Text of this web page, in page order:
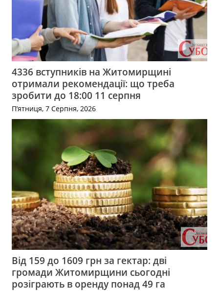
4336 вступників на Житомирщині
отримали рекомендації: що треба
зробити до 18:00 11 серпня
П’ятниця, 7 Серпня, 2026
Від 159 до 1609 грн за гектар: дві
громади Житомирщини сьогодні
розіграють в оренду понад 49 га